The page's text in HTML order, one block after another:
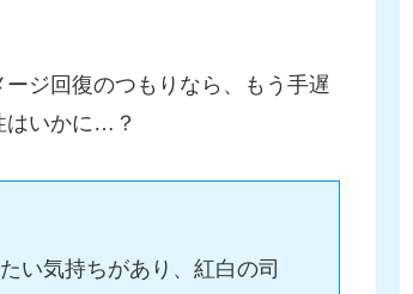
ジ回復のつもりなら、もう手遅
はいかに…？
い気持ちがあり、紅白の司